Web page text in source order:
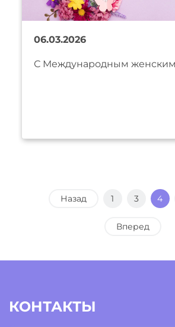
06.03.2026
С Международным
Назад 1 3 4
Вперед
КОНТАКТЫ